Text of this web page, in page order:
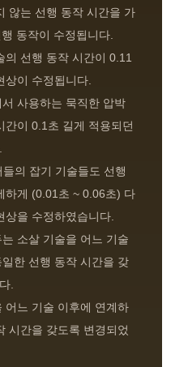
않는 선행 동작 시간을 가
동작이 수정됩니다.
의 선행 동작 시간이 0.11
상이 수정됩니다.
사용하는 묵직한 압박
간이 0.1초 길게 적용되던
의 잡기 기술들도 선행
하게 (0.01초 ~ 0.06초) 다
상을 수정하였습니다.
소살 기술을 어느 기술
한 선행 동작 시간을 갖
.
어느 기술 이후에 연계하
시간을 갖도록 변경되었